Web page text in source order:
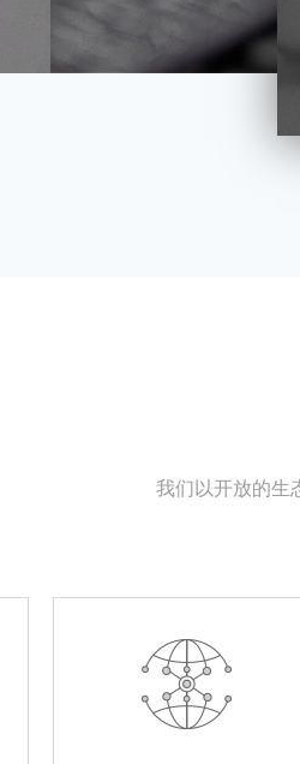
我们以开放的生